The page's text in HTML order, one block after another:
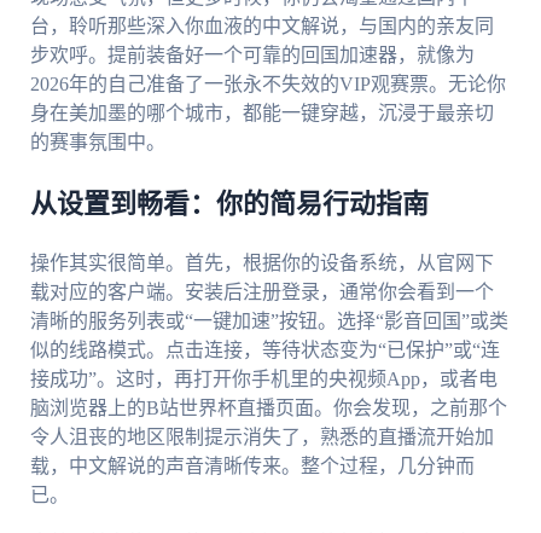
台，聆听那些深入你血液的中文解说，与国内的亲友同
步欢呼。提前装备好一个可靠的回国加速器，就像为
2026年的自己准备了一张永不失效的VIP观赛票。无论你
身在美加墨的哪个城市，都能一键穿越，沉浸于最亲切
的赛事氛围中。
从设置到畅看：你的简易行动指南
操作其实很简单。首先，根据你的设备系统，从官网下
载对应的客户端。安装后注册登录，通常你会看到一个
清晰的服务列表或“一键加速”按钮。选择“影音回国”或类
似的线路模式。点击连接，等待状态变为“已保护”或“连
接成功”。这时，再打开你手机里的央视频App，或者电
脑浏览器上的B站世界杯直播页面。你会发现，之前那个
令人沮丧的地区限制提示消失了，熟悉的直播流开始加
载，中文解说的声音清晰传来。整个过程，几分钟而
已。